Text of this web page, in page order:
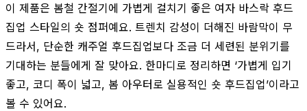
이 제품은 봄철 간절기에 가볍게 걸치기 좋은 여자 바스락 후드
집업 스타일의 숏 점퍼예요. 트렌치 감성이 더해진 바람막이 무
드라서, 단순한 캐주얼 후드집업보다 조금 더 세련된 분위기를
기대하는 분들에게 잘 맞아요. 한마디로 정리하면 ‘가볍게 입기
좋고, 코디 폭이 넓고, 봄 아우터로 실용적인 숏 후드집업’이라고
볼 수 있어요.